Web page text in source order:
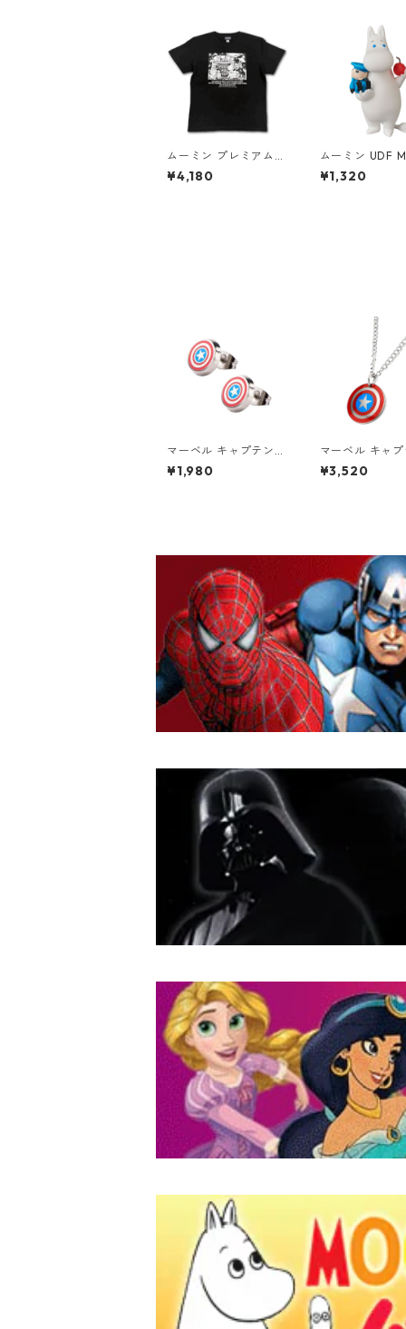
ムーミン プレミアムT
シャツ 思い出 ブラッ
ク 海のオーケストラ号
¥4,180
ムーミン UDF
N ムーミン&ク
ダッス フィギ
¥1,320
マーベル キャプテン・
アメリカ シールド ロ
ゴ スタッドピアス MA
¥1,980
マーベル キャ
アメリカ ロゴ
ントネックレス
¥3,520